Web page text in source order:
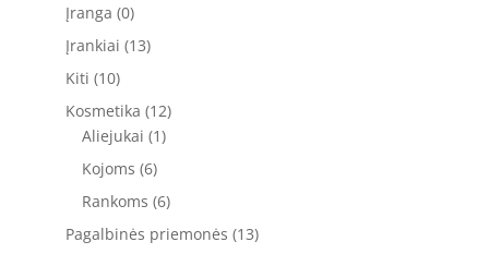
Įranga (0)
Įrankiai (13)
Kiti (10)
Kosmetika (12)
Aliejukai (1)
Kojoms (6)
Rankoms (6)
Pagalbinės priemonės (13)